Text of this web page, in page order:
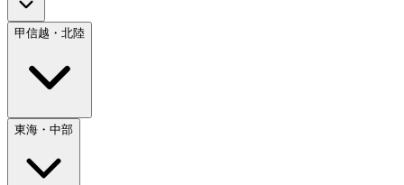
甲信越・北陸
東海・中部